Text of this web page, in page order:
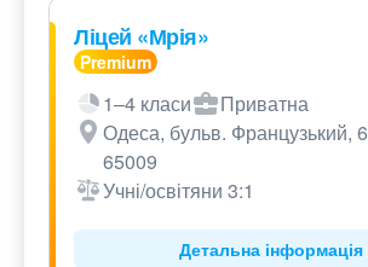
Ліцей «Мрія»
1–4 класи
Приватна
Одеса, бульв. Французький,
65009
Учні/освітяни 3:1
Детальна інформація